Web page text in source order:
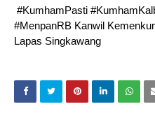
#KumhamPasti
#MenpanRB Kanwil
Lapas Singkawang